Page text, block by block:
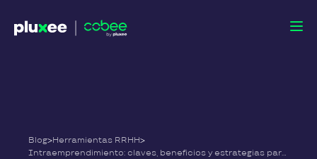
Blog>Herramientas RRHH>
Intraemprendimiento: claves, beneficios y estrategias para empresas innovadoras